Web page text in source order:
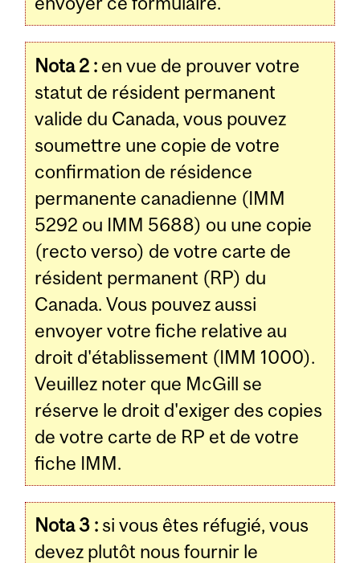
Nota 2 : en vue de prouver votre
statut de résident permanent
valide du Canada, vous pouvez
soumettre une copie de votre
confirmation de résidence
permanente canadienne (IMM
5292 ou IMM 5688) ou une copie
(recto verso) de votre carte de
résident permanent (RP) du
Canada. Vous pouvez aussi
envoyer votre fiche relative au
droit d'établissement (IMM 1000).
Veuillez noter que McGill se
réserve le droit d'exiger des copies
de votre carte de RP et de votre
fiche IMM.
Nota 3 :si vous êtes réfugié, vous
devez plutôt nous fournir le